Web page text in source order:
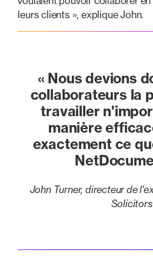
leurs clients », explique John.
« Nous devions
collaborateurs la
travailler
manière
exactement ce
John Turner, directeur de
Solicitors